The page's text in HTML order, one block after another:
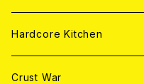
Hardcore Kitchen
Crust War